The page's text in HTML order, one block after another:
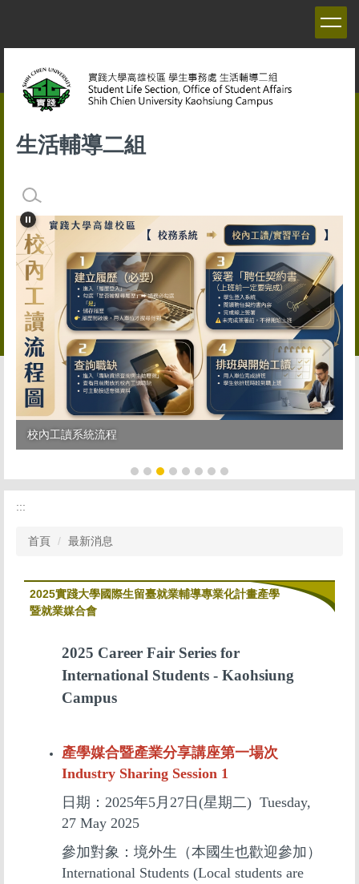
生活輔導二組
校內工讀系統流程
:::
首頁 最新消息
2025實踐大學國際生留臺就業輔導專業化計畫產學
暨就業媒合會
2025 Career Fair Series for
International Students - Kaohsiung
Campus
產學媒合暨產業分享講座第一場次
Industry Sharing Session 1
日期：2025年5月27日(星期二) Tuesday,
27 May 2025
參加對象：境外生（本國生也歡迎參加）
International Students (Local students are